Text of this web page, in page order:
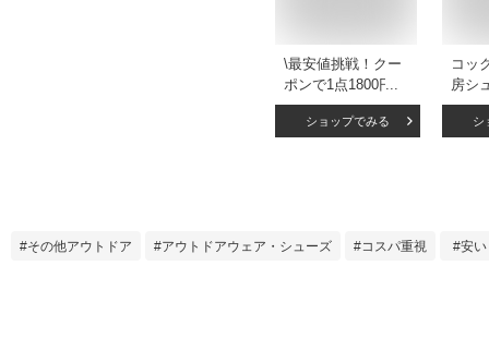
\最安値挑戦！クー
ポンで1点1800円/
コックシューズ 黒
幅広 シェフ シュー
水 滑りにくい業務
ショップでみる
コッ
房シ
シュ
軽量
シ
その他アウトドア アウトドアウェア・シューズ コスパ重視 安い